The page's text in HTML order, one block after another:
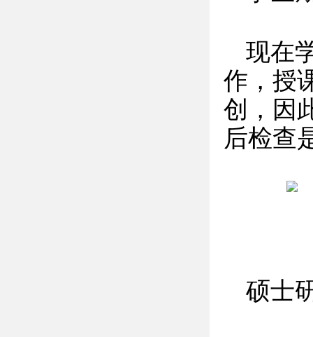
现在
作，授
创，因
后检查
硕士